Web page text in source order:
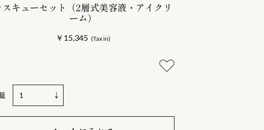
スキューセット（2層式美容液・アイクリ
ーム）
￥15,345